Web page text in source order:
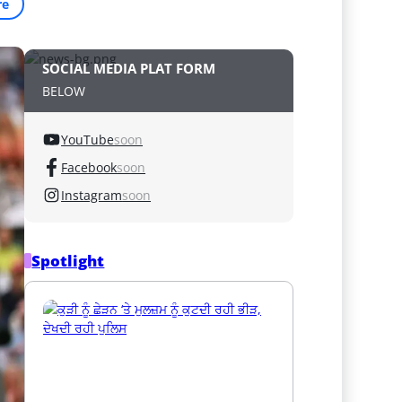
SOCIAL MEDIA PLAT FORM
BELOW
YouTubesoon
Facebooksoon
Instagramsoon
Spotlight